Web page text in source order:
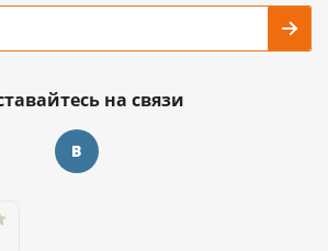
на связи